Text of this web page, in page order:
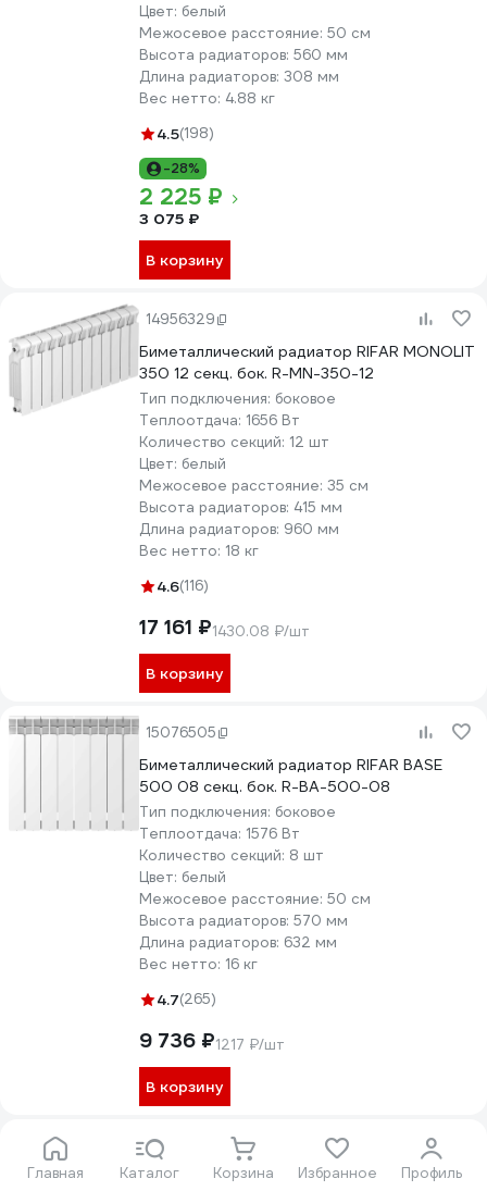
Главная Каталог Корзина Избранное Профиль
Цвет: белый
Межосевое расстояние: 50 см
Высота радиаторов: 560 мм
Длина радиаторов: 308 мм
Вес нетто: 4.88 кг
4.5(198)
-28%
2 225 ₽
3 075 ₽
В корзину
14956329
Биметаллический радиатор RIFAR MONOLIT
350 12 секц. бок. R-MN-350-12
Тип подключения: боковое
Теплоотдача: 1656 Вт
Количество секций: 12 шт
Цвет: белый
Межосевое расстояние: 35 см
Высота радиаторов: 415 мм
Длина радиаторов: 960 мм
Вес нетто: 18 кг
4.6(116)
17 161 ₽1430.08 ₽/шт
В корзину
15076505
Биметаллический радиатор RIFAR BASE
500 08 секц. бок. R-BA-500-08
Тип подключения: боковое
Теплоотдача: 1576 Вт
Количество секций: 8 шт
Цвет: белый
Межосевое расстояние: 50 см
Высота радиаторов: 570 мм
Длина радиаторов: 632 мм
Вес нетто: 16 кг
4.7(265)
9 736 ₽1217 ₽/шт
В корзину
15076551
Биметаллический радиатор RIFAR MONOLIT